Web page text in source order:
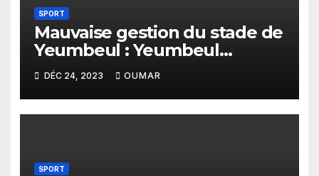
SPORT
Mauvaise gestion du stade de
Yeumbeul : Yeumbeul
débout réclame la tête de
Babacar Ndao
DÉC 24, 2023 OUMAR
SPORT